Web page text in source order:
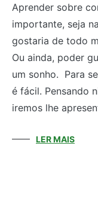
Aprender sobre
importante, seja
gostaria de todo
Ou ainda, poder
um sonho. Para
é fácil. Pensando
iremos lhe
LER MAIS